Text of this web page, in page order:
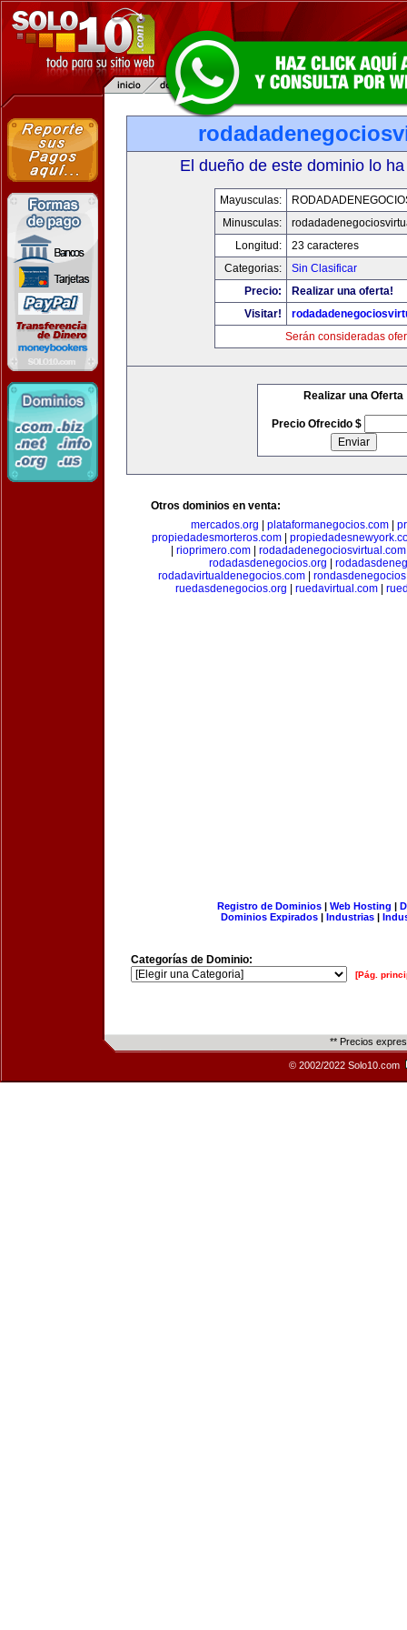
El dueño de este dominio lo
Mayusculas:
Minusculas:
Longitud:
23 caracteres
Categorias:
Sin Clasificar
Precio:
Realizar una oferta!
Visitar!
Serán consideradas
Realizar una Oferta
Precio Ofrecido $
Otros dominios en venta:
mercados.org
plataformanegocios.com
propiedadesmorteros.com
rioprimero.com| rodadadenegociosvirtual.com
rodadasdenegocios.org
rodadavirtualdenegocios.com|
ruedasdenegocios.org
ruedavirtual.com|
Registro de Dominios| Web Hosting |
Dominios Expirados | Industrias |
Categorías de Dominio:
[Pág.
** Precios
© 2002/2022 Solo10.com